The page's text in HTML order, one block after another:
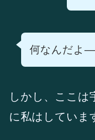
何なんだ
しかし、ここは
に私はしていま